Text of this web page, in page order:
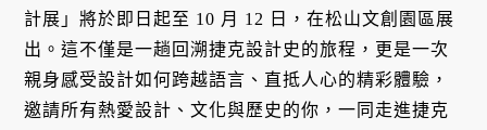
計展」將於即日起至 10 月 12 日，在松山文創園區展
出。這不僅是一趟回溯捷克設計史的旅程，更是一次
親身感受設計如何跨越語言、直抵人心的精彩體驗，
邀請所有熱愛設計、文化與歷史的你，一同走進捷克